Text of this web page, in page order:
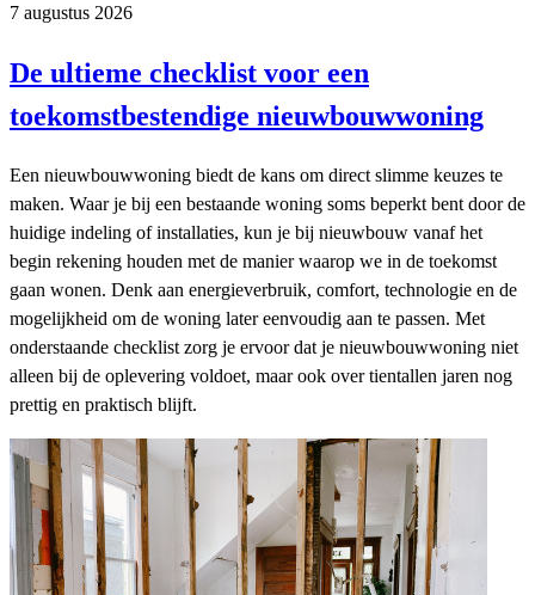
7 augustus 2026
De ultieme checklist voor een
toekomstbestendige nieuwbouwwoning
Een nieuwbouwwoning biedt de kans om direct slimme keuzes te
maken. Waar je bij een bestaande woning soms beperkt bent door de
huidige indeling of installaties, kun je bij nieuwbouw vanaf het
begin rekening houden met de manier waarop we in de toekomst
gaan wonen. Denk aan energieverbruik, comfort, technologie en de
mogelijkheid om de woning later eenvoudig aan te passen. Met
onderstaande checklist zorg je ervoor dat je nieuwbouwwoning niet
alleen bij de oplevering voldoet, maar ook over tientallen jaren nog
prettig en praktisch blijft.